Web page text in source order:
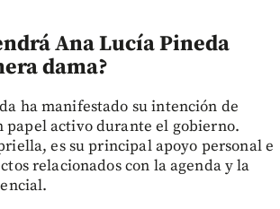
Ana Lucía Pineda
dama?
ha manifestado su intención de
papel activo durante el gobierno.
es su principal apoyo personal e
relacionados con la agenda y la